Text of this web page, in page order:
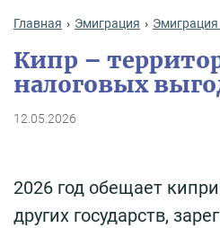
Главная Эмиграция
Кипр –
налоговых
12.05.2026
2026 год обещает
других государств,